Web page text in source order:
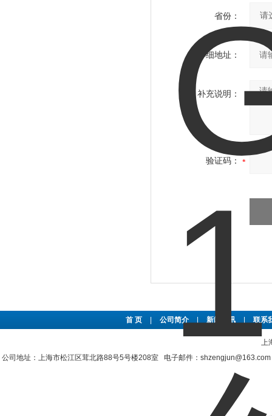
省份：
详细地址：
补充说明：
验证码：
首 页 公司简介 新闻资讯 联系
上
公司地址：上海市松江区茸北路88号5号楼208室 电子邮件：